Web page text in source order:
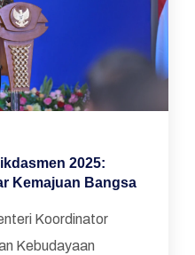
2025:
Kemajuan Bangsa
Koordinator
Kebudayaan